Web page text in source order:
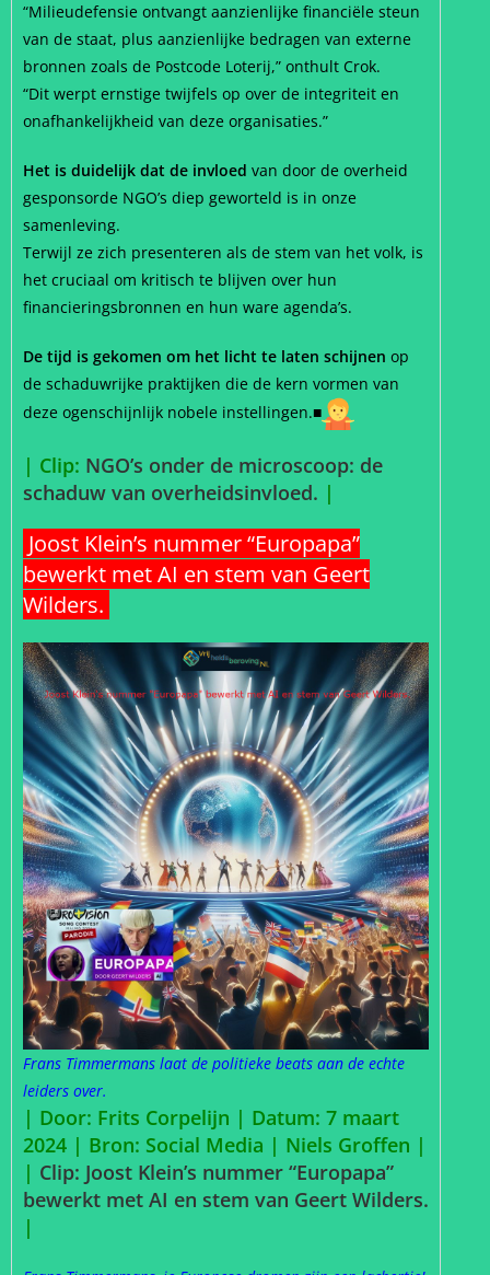
“Milieudefensie ontvangt aanzienlijke financiële steun
van de staat, plus aanzienlijke bedragen van externe
bronnen zoals de Postcode Loterij,” onthult Crok.
“Dit werpt ernstige twijfels op over de integriteit en
onafhankelijkheid van deze organisaties.”
Het is duidelijk dat de invloed van door de overheid
gesponsorde NGO’s diep geworteld is in onze
samenleving.
Terwijl ze zich presenteren als de stem van het volk, is
het cruciaal om kritisch te blijven over hun
financieringsbronnen en hun ware agenda’s.
De tijd is gekomen om het licht te laten schijnen op
de schaduwrijke praktijken die de kern vormen van
deze ogenschijnlijk nobele instellingen.■
| Clip: NGO’s onder de microscoop: de
schaduw van overheidsinvloed. |
Joost Klein’s nummer “Europapa”
bewerkt met AI en stem van Geert
Wilders.
Frans Timmermans laat de politieke beats aan de echte
leiders over.
| Door: Frits Corpelijn | Datum: 7 maart
2024 | Bron: Social Media | Niels Groffen |
| Clip: Joost Klein’s nummer “Europapa”
bewerkt met AI en stem van Geert Wilders.
|